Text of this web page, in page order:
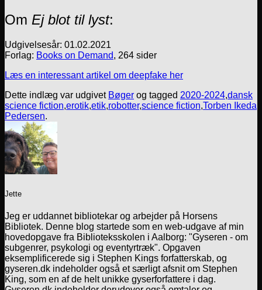
Om Ej blot til lyst:
Udgivelsesår: 01.02.2021
Forlag: Books on Demand, 264 sider
Læs en interessant artikel om deepfake her
Dette indlæg var udgivet Bøger og tagged 2020-2024,dansk
science fiction,erotik,etik,robotter,science fiction,Torben Ikeda
Pedersen.
Jette
Jeg er uddannet bibliotekar og arbejder på Horsens
Bibliotek. Denne blog startede som en web-udgave af min
hovedopgave fra Biblioteksskolen i Aalborg: "Gyseren - om
subgenrer, psykologi og eventyrtræk". Opgaven
eksemplificerede sig i Stephen Kings forfatterskab, og
gyseren.dk indeholder også et særligt afsnit om Stephen
King, som en af de helt unikke gyserforfattere i dag.